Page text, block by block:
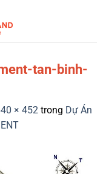
tan-binh-
× 452 trong Dự Án